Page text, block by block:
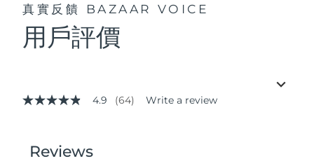
真實反饋 BAZAAR VOICE
用戶評價
4.9
stars,
average
4.9 (64) Write a review